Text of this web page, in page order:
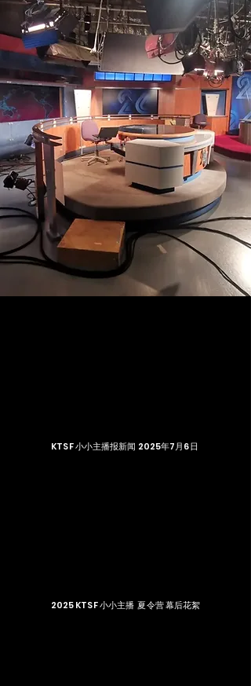
KTSF 小小主播报新闻 2025年7月6日
2025 KTSF 小小主播 夏令营 幕后花絮